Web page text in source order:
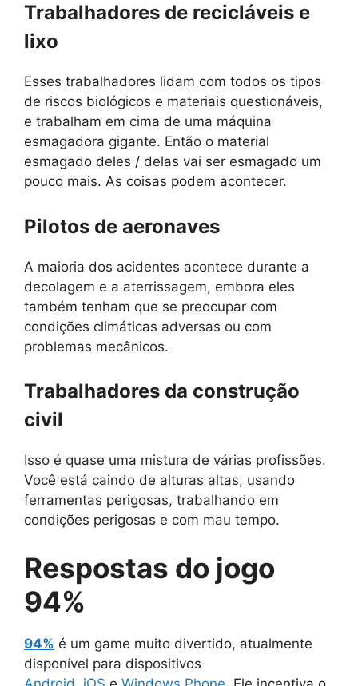
Trabalhadores de recicláveis e
lixo
Esses trabalhadores lidam com todos os tipos
de riscos biológicos e materiais questionáveis,
e trabalham em cima de uma máquina
esmagadora gigante. Então o material
esmagado deles / delas vai ser esmagado um
pouco mais. As coisas podem acontecer.
Pilotos de aeronaves
A maioria dos acidentes acontece durante a
decolagem e a aterrissagem, embora eles
também tenham que se preocupar com
condições climáticas adversas ou com
problemas mecânicos.
Trabalhadores da construção
civil
Isso é quase uma mistura de várias profissões.
Você está caindo de alturas altas, usando
ferramentas perigosas, trabalhando em
condições perigosas e com mau tempo.
Respostas do jogo
94%
94% é um game muito divertido, atualmente
disponível para dispositivos